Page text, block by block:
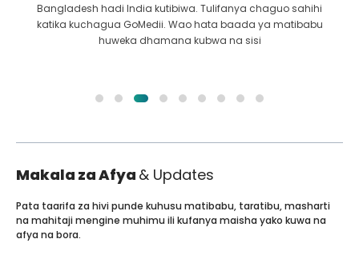
Bangladesh hadi India kutibiwa. Tulifanya chaguo sahihi
katika kuchagua GoMedii. Wao hata baada ya matibabu
huweka dhamana kubwa na sisi
Makala za Afya & Updates
Pata taarifa za hivi punde kuhusu matibabu, taratibu, masharti
na mahitaji mengine muhimu ili kufanya maisha yako kuwa na
afya na bora.